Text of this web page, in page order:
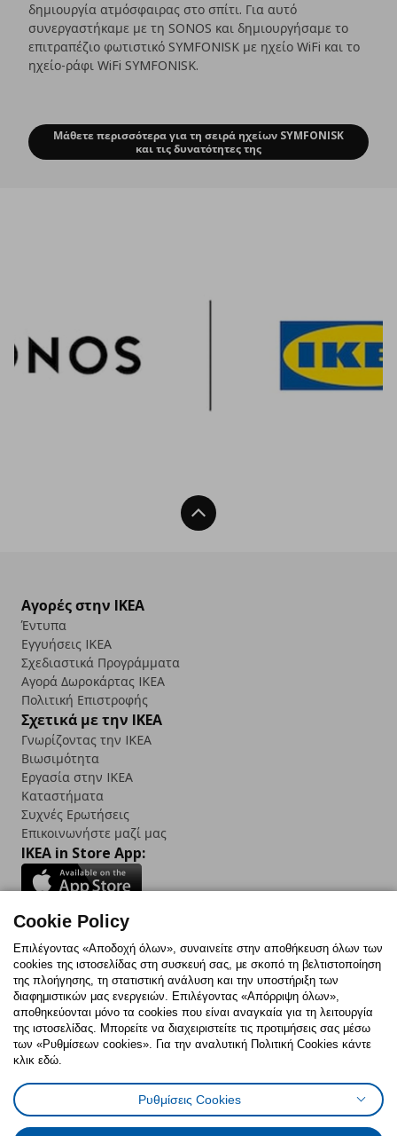
δημιουργία ατμόσφαιρας στο σπίτι. Για αυτό
συνεργαστήκαμε με τη SONOS και δημιουργήσαμε το
επιτραπέζιο φωτιστικό SYMFONISK με ηχείο WiFi και το
ηχείο-ράφι WiFi SYMFONISK.
IKEA και SONOS
Μάθετε περισσότερα για τη σειρά ηχείων SYMFONISK
και τις δυνατότητες της
Back To Top
Αγορές στην IKEA
Έντυπα
Εγγυήσεις IKEA
Σχεδιαστικά Προγράμματα
Αγορά Δωρoκάρτας IKEA
Πολιτική Επιστροφής
Σχετικά με την IKEA
Γνωρίζοντας την IKEA
Βιωσιμότητα
Εργασία στην IKEA
Καταστήματα
Συχνές Ερωτήσεις
Επικοινωνήστε μαζί μας
IKEA in Store App:
Follow us:
FacebookInstagram
TikTokYoutubePinterestTwitter
Πολιτική CookiesΔήλωση ψηφιακής προσβασιμότητας
Ρυθμίσεις cookiesΌροι Χρήσης
Γενική Πολιτική Προσωπικών Δεδομένων
Cookie Policy
Επιλέγοντας «Αποδοχή όλων», συναινείτε στην αποθήκευση όλων των
cookies της ιστοσελίδας στη συσκευή σας, με σκοπό τη βελτιστοποίηση
της πλοήγησης, τη στατιστική ανάλυση και την υποστήριξη των
διαφημιστικών μας ενεργειών. Επιλέγοντας «Απόρριψη όλων»,
αποθηκεύονται μόνο τα cookies που είναι αναγκαία για τη λειτουργία
της ιστοσελίδας. Μπορείτε να διαχειριστείτε τις προτιμήσεις σας μέσω
των «Ρυθμίσεων cookies». Για την αναλυτική Πολιτική Cookies κάντε
κλικ εδώ.
Ρυθμίσεις Cookies